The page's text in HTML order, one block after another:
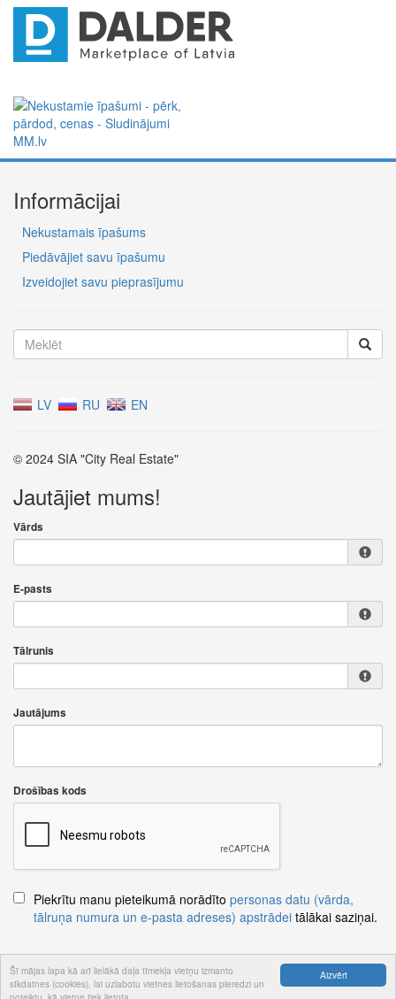
Aizvērt
Šī mājas lapa kā arī lielākā daļa tīmekļa vietņu izmanto
sīkdatnes (cookies), lai uzlabotu vietnes lietošanas pieredzi un
Informācijai
Nekustamais īpašums
Piedāvājiet savu īpašumu
Izveidojiet savu pieprasījumu
LV RU EN
© 2024 SIA "City Real Estate"
Jautājiet mums!
Vārds
E-pasts
Tālrunis
Jautājums
Drošības kods
Piekrītu manu pieteikumā norādīto personas datu (vārda,
tālruņa numura un e-pasta adreses) apstrādei tālākai saziņai.
Nosūtīt jautājumu